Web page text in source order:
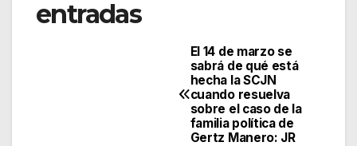
entradas
El 14 de marzo se
sabrá de qué está
hecha la SCJN
cuando resuelva
sobre el caso de la
familia política de
Gertz Manero: JR